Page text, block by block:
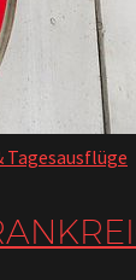
Tagesausflüge